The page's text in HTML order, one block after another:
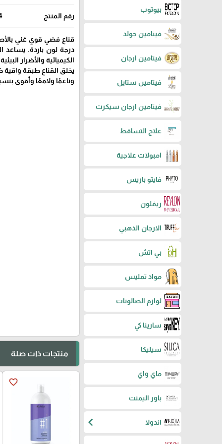
بيوتوب
فيتامين جولد
فيتامين ارجان
فيتامين ستايل
فيتامين ارجان سيكرت
علاج التساقط
امبولات علاجية
فايتو باريس
ريفلون
الارجان الذهبي
بي اتش
مواد تمليس
لوازم الصالونات
سارينا كي
سيليكا
ماي واي
باور اليمنت
اندولا chevron_left
رقم المنتج
قناع فضي قوي غني
درجة لون باردة. يساعد
الكيميائية والأضرار
يخلق القناع طبقة
وناعمًا ولامعًا وأقوى بنسبة
منتجات ذات صلة
favorite_border